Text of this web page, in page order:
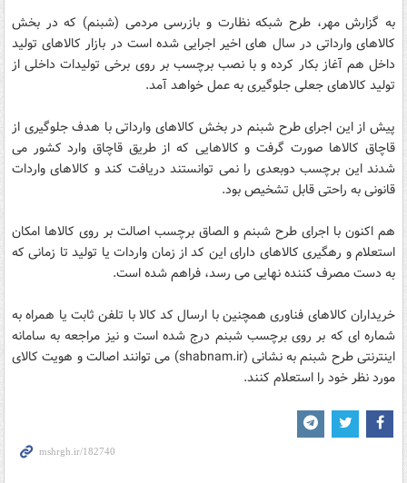
به گزارش مهر، طرح شبکه نظارت و بازرسی مردمی (شبنم) که در بخش
کالاهای وارداتی در سال های اخیر اجرایی شده است در بازار کالاهای تولید
داخل هم آغاز بکار کرده و با نصب برچسب بر روی برخی تولیدات داخلی از
تولید کالاهای جعلی جلوگیری به عمل خواهد آمد.
پیش از این اجرای طرح شبنم در بخش کالاهای وارداتی با هدف جلوگیری از
قاچاق کالاها صورت گرفت و کالاهایی که از طریق قاچاق وارد کشور می
شدند این برچسب دوبعدی را نمی توانستند دریافت کند و کالاهای واردات
قانونی به راحتی قابل تشخیص بود.
هم اکنون با اجرای طرح شبنم و الصاق برچسب اصالت بر روی کالاها امکان
استعلام و رهگیری کالاهای دارای این کد از زمان واردات یا تولید تا زمانی که
به دست مصرف کننده نهایی می رسد، فراهم شده است.
خریداران کالاهای فناوری همچنین با ارسال کد کالا با تلفن ثابت یا همراه به
شماره ای که بر روی برچسب شبنم درج شده است و نیز مراجعه به سامانه
اینترنتی طرح شبنم به نشانی (shabnam.ir) می توانند اصالت و هویت کالای
مورد نظر خود را استعلام کنند.